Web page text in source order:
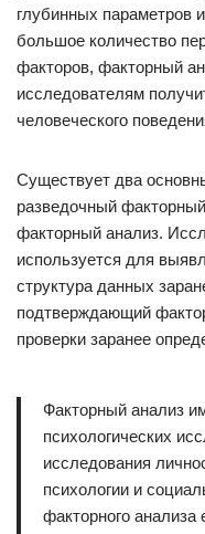
глубинных параметров
большое количество
факторов, факторный
исследователям
человеческого
Существует два
разведочный
факторный анализ.
используется для
структура данных
подтверждающий
проверки заранее
Факторный анализ
психологических
исследования
психологии и
факторного анализа